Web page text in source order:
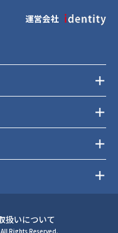
運営会社
扱いについて
All Rights Reserved.